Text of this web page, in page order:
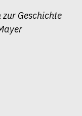
Geschichte